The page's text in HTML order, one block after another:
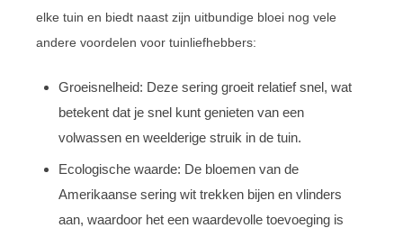
elke tuin en biedt naast zijn uitbundige bloei nog vele
andere voordelen voor tuinliefhebbers:
Groeisnelheid: Deze sering groeit relatief snel, wat
betekent dat je snel kunt genieten van een
volwassen en weelderige struik in de tuin.
Ecologische waarde: De bloemen van de
Amerikaanse sering wit trekken bijen en vlinders
aan, waardoor het een waardevolle toevoeging is